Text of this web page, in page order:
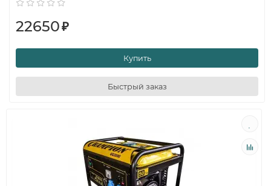
22650₽
Купить
Быстрый заказ